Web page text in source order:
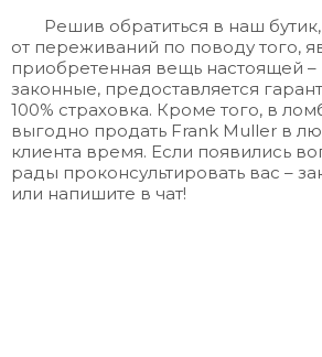
Решив обратиться в наш
от переживаний по поводу того,
приобретенная вещь настоящей –
законные, предоставляется
100% страховка. Кроме того, в
выгодно продать Frank Muller в
клиента время. Если появились
рады проконсультировать вас –
или напишите в чат!